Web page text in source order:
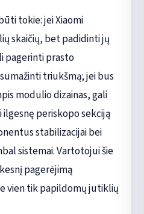
tokie: jei Xiaomi
skaičių, bet padidinti jų
pagerinti prasto
triukšmą; jei bus
modulio dizainas, gali
periskopo sekciją
stabilizacijai bei
sistemai. Vartotojui šie
pagerėjimą
vien tik papildomų jutiklių